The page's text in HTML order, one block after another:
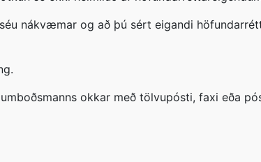
nákvæmar og að þú sért eigandi
okkar með tölvupósti, faxi eða